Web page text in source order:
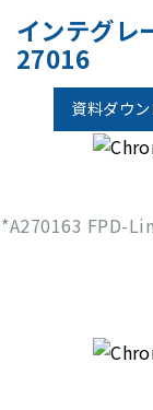
インテグレ
27016
資料ダウ
*A270163 FPD-